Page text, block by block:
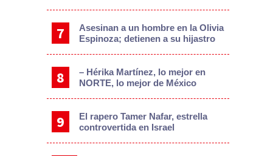
Asesinan a un hombre en la Olivia
Espinoza; detienen a su hijastro
– Hérika Martínez, lo mejor en
NORTE, lo mejor de México
El rapero Tamer Nafar, estrella
controvertida en Israel